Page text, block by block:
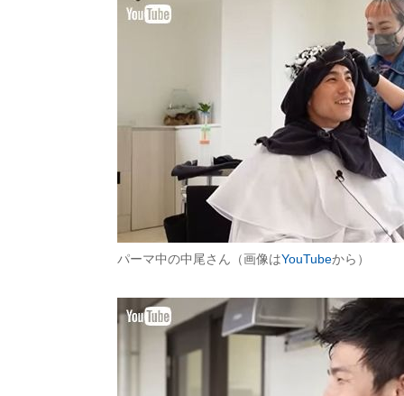
パーマ中の中尾さん（画像はYouTubeから）